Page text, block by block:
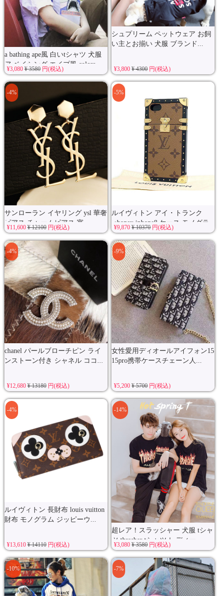
a bathing ape風 白いtシャツ 犬服
ア ベイシング エイプ風 colors...
¥3,080 ¥ 3580円(税込)
シュプリーム ペットウェア お飼
い主とお揃い 犬服 ブランド...
¥3,800¥ 4300円(税込)
サンローラン イヤリング ysl 華奢
ピアス チャームピアス 宴...
-4%
¥11,600 ¥ 12100円(税込)
ルイヴィトン アイ・トランク
iphonex iphone8 ケース モノグラ
ム...
-5%
¥9,870¥ 10370円(税込)
chanel パールブローチピン ライ
ンストーン付き シャネル ココ...
-4%
¥12,680 ¥ 13180円(税込)
女性愛用ディオールアイフォン15
15pro携帯ケースチェーン人...
-9%
¥5,200¥ 5700円(税込)
ルイヴィトン 長財布 louis vuitton
財布 モノグラム ジッピーウ...
-4%
¥13,610 ¥ 14110円(税込)
超レア！スラッシャー 犬服 tシャ
ツ thrasher tシャツ レディー...
-14%
¥3,080¥ 3580円(税込)
-10% -7%